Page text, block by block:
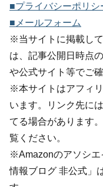
■プライバシーポリシ
■メールフォーム
※当サイトに掲載し
は、記事公開日時点
や公式サイト等でご
※本サイトはアフィ
います。リンク先に
てる場合があります
覧ください。
※Amazonのアソシエ
情報ブログ 非公式」